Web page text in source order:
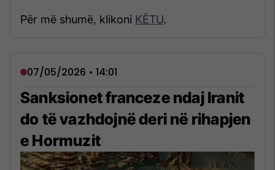
Për më shumë, klikoni KËTU.
07/05/2026 • 14:01
Sanksionet franceze ndaj Iranit
do të vazhdojnë deri në rihapjen
e Hormuzit